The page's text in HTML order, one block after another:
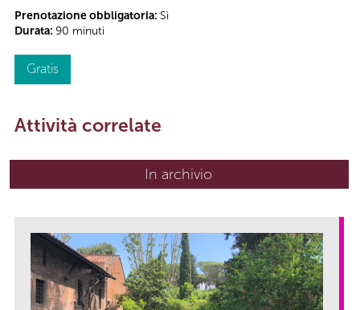
Prenotazione obbligatoria: Sì
Durata: 90 minuti
Gratis
Attività correlate
In archivio